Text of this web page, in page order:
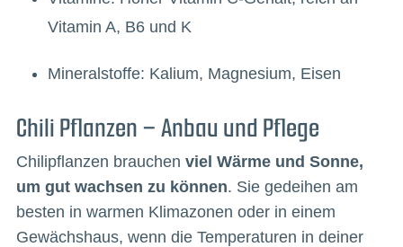
Vitamin A, B6 und K
Mineralstoffe: Kalium, Magnesium, Eisen
Chili Pflanzen – Anbau und Pflege
Chilipflanzen brauchen viel Wärme und Sonne,
um gut wachsen zu können. Sie gedeihen am
besten in warmen Klimazonen oder in einem
Gewächshaus, wenn die Temperaturen in deiner